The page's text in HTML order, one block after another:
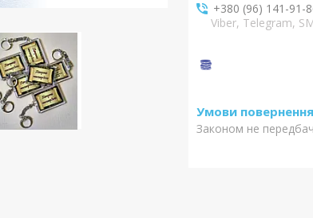
+380 (96) 141-91-
Viber, Telegram,
Законом не